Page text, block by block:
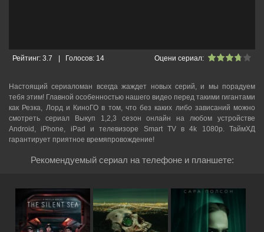
Оцени сериал:
Рейтинг: 3.7 Голосов: 14
Настоящий сериаломан всегда жаждет новых серий, и мы порадуем
тебя этим! Главной особенностью нашего видео перед такими гигантами
как Резка, Лорд и КиноГО в том, что без каких либо зависаний можно
смотреть cериал Выкуп 1,2,3 сезон онлайн на любом устройстве
Android, iPhone, iPad и телевизоре Smart TV в 4k 1080p. ТаймХД
гарантирует приятное времяпровождение!
Рекомендуемый сериал на телефоне и планшете: